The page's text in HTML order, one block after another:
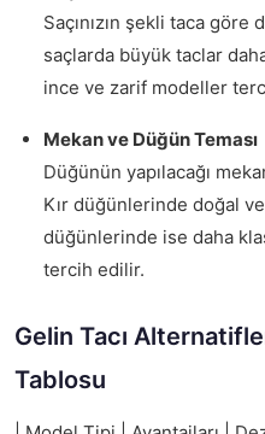
Saçınızın şekli taca
saçlarda büyük taclar
ince ve zarif modeller
Mekan ve Düğün Teması
Düğünün yapılacağı
Kır düğünlerinde doğal
düğünlerinde ise daha
tercih edilir.
Gelin Tacı
Tablosu